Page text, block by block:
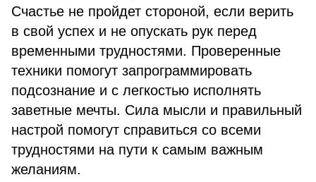
Счастье не пройдет стороной, если верить
в свой успех и не опускать рук перед
временными трудностями. Проверенные
техники помогут запрограммировать
подсознание и с легкостью исполнять
заветные мечты. Сила мысли и правильный
настрой помогут справиться со всеми
трудностями на пути к самым важным
желаниям.